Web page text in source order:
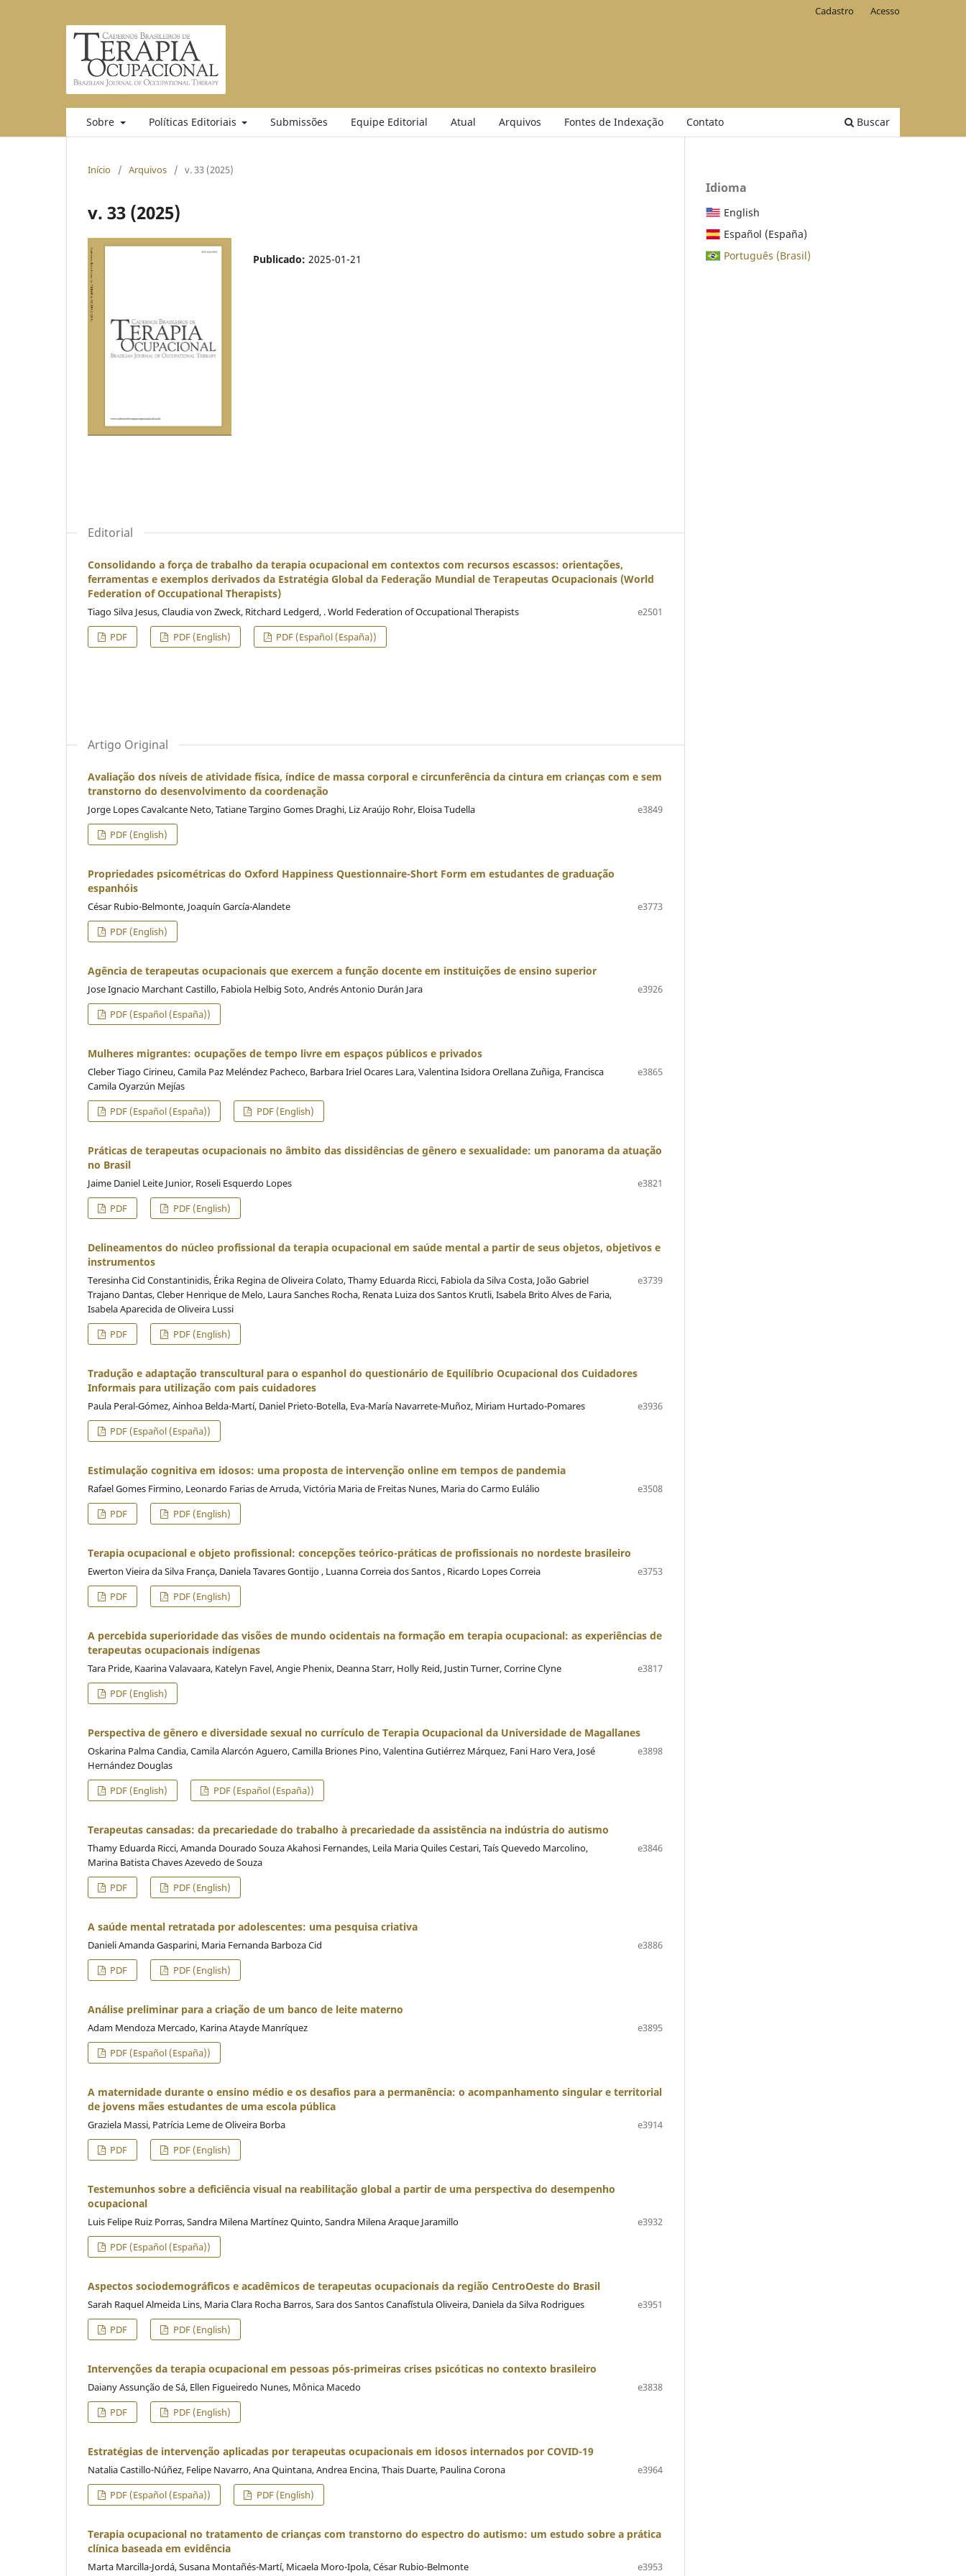
Sobre Políticas Editoriais Submissões Equipe Editorial Atual Arquivos Fontes de Indexação Contato Buscar
Cadastro Acesso
Início / Arquivos / v. 33 (2025)
v. 33 (2025)
Publicado: 2025-01-21
Editorial
Consolidando a força de trabalho da terapia ocupacional em contextos com recursos escassos: orientações,
ferramentas e exemplos derivados da Estratégia Global da Federação Mundial de Terapeutas Ocupacionais (World
Federation of Occupational Therapists)
Tiago Silva Jesus, Claudia von Zweck, Ritchard Ledgerd, . World Federation of Occupational Therapists
e2501
PDF
PDF (English) PDF (Español (España))
Artigo Original
Avaliação dos níveis de atividade física, índice de massa corporal e circunferência da cintura em crianças com e sem
transtorno do desenvolvimento da coordenação
Jorge Lopes Cavalcante Neto, Tatiane Targino Gomes Draghi, Liz Araújo Rohr, Eloisa Tudella
e3849
PDF (English)
Propriedades psicométricas do Oxford Happiness Questionnaire-Short Form em estudantes de graduação
espanhóis
César Rubio-Belmonte, Joaquín García-Alandete
e3773
PDF (English)
Agência de terapeutas ocupacionais que exercem a função docente em instituições de ensino superior
Jose Ignacio Marchant Castillo, Fabiola Helbig Soto, Andrés Antonio Durán Jara
e3926
PDF (Español (España))
Mulheres migrantes: ocupações de tempo livre em espaços públicos e privados
Cleber Tiago Cirineu, Camila Paz Meléndez Pacheco, Barbara Iriel Ocares Lara, Valentina Isidora Orellana Zuñiga, Francisca
Camila Oyarzún Mejías
e3865
PDF (Español (España)) PDF (English)
Práticas de terapeutas ocupacionais no âmbito das dissidências de gênero e sexualidade: um panorama da atuação
no Brasil
Jaime Daniel Leite Junior, Roseli Esquerdo Lopes
e3821
PDF
PDF (English)
Delineamentos do núcleo profissional da terapia ocupacional em saúde mental a partir de seus objetos, objetivos e
instrumentos
Teresinha Cid Constantinidis, Érika Regina de Oliveira Colato, Thamy Eduarda Ricci, Fabiola da Silva Costa, João Gabriel
Trajano Dantas, Cleber Henrique de Melo, Laura Sanches Rocha, Renata Luiza dos Santos Krutli, Isabela Brito Alves de Faria,
Isabela Aparecida de Oliveira Lussi
e3739
PDF PDF (English)
Tradução e adaptação transcultural para o espanhol do questionário de Equilíbrio Ocupacional dos Cuidadores
Informais para utilização com pais cuidadores
Paula Peral-Gómez, Ainhoa Belda-Martí, Daniel Prieto-Botella, Eva-María Navarrete-Muñoz, Miriam Hurtado-Pomares
e3936
PDF (Español (España))
Estimulação cognitiva em idosos: uma proposta de intervenção online em tempos de pandemia
Rafael Gomes Firmino, Leonardo Farias de Arruda, Victória Maria de Freitas Nunes, Maria do Carmo Eulálio
e3508
PDF
PDF (English)
Terapia ocupacional e objeto profissional: concepções teórico-práticas de profissionais no nordeste brasileiro
Ewerton Vieira da Silva França, Daniela Tavares Gontijo , Luanna Correia dos Santos , Ricardo Lopes Correia
e3753
PDF
PDF (English)
A percebida superioridade das visões de mundo ocidentais na formação em terapia ocupacional: as experiências de
terapeutas ocupacionais indígenas
Tara Pride, Kaarina Valavaara, Katelyn Favel, Angie Phenix, Deanna Starr, Holly Reid, Justin Turner, Corrine Clyne
e3817
PDF (English)
Perspectiva de gênero e diversidade sexual no currículo de Terapia Ocupacional da Universidade de Magallanes
Oskarina Palma Candia, Camila Alarcón Aguero, Camilla Briones Pino, Valentina Gutiérrez Márquez, Fani Haro Vera, José
Hernández Douglas
e3898
PDF (English) PDF (Español (España))
Terapeutas cansadas: da precariedade do trabalho à precariedade da assistência na indústria do autismo
Thamy Eduarda Ricci, Amanda Dourado Souza Akahosi Fernandes, Leila Maria Quiles Cestari, Taís Quevedo Marcolino,
Marina Batista Chaves Azevedo de Souza
e3846
PDF PDF (English)
A saúde mental retratada por adolescentes: uma pesquisa criativa
Danieli Amanda Gasparini, Maria Fernanda Barboza Cid
e3886
PDF
PDF (English)
Análise preliminar para a criação de um banco de leite materno
Adam Mendoza Mercado, Karina Atayde Manríquez
e3895
PDF (Español (España))
A maternidade durante o ensino médio e os desafios para a permanência: o acompanhamento singular e territorial
de jovens mães estudantes de uma escola pública
Graziela Massi, Patrícia Leme de Oliveira Borba
e3914
PDF
PDF (English)
Testemunhos sobre a deficiência visual na reabilitação global a partir de uma perspectiva do desempenho
ocupacional
Luis Felipe Ruiz Porras, Sandra Milena Martínez Quinto, Sandra Milena Araque Jaramillo
e3932
PDF (Español (España))
Aspectos sociodemográficos e acadêmicos de terapeutas ocupacionais da região CentroOeste do Brasil
Sarah Raquel Almeida Lins, Maria Clara Rocha Barros, Sara dos Santos Canafístula Oliveira, Daniela da Silva Rodrigues
e3951
PDF
PDF (English)
Intervenções da terapia ocupacional em pessoas pós-primeiras crises psicóticas no contexto brasileiro
Daiany Assunção de Sá, Ellen Figueiredo Nunes, Mônica Macedo
e3838
PDF
PDF (English)
Estratégias de intervenção aplicadas por terapeutas ocupacionais em idosos internados por COVID-19
Natalia Castillo-Núñez, Felipe Navarro, Ana Quintana, Andrea Encina, Thais Duarte, Paulina Corona
e3964
PDF (Español (España))
PDF (English)
Terapia ocupacional no tratamento de crianças com transtorno do espectro do autismo: um estudo sobre a prática
clínica baseada em evidência
Marta Marcilla-Jordá, Susana Montañés-Martí, Micaela Moro-Ipola, César Rubio-Belmonte e3953
Idioma
English
Español (España)
Português (Brasil)